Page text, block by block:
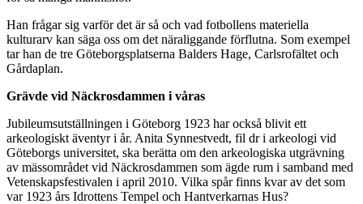
Han frågar sig varför det är så och vad fotbollens materiella
kulturarv kan säga oss om det näraliggande förflutna. Som exempel
tar han de tre Göteborgsplatserna Balders Hage, Carlsrofältet och
Gårdaplan.
Grävde vid Näckrosdammen i våras
Jubileumsutställningen i Göteborg 1923 har också blivit ett
arkeologiskt äventyr i år. Anita Synnestvedt, fil dr i arkeologi vid
Göteborgs universitet, ska berätta om den arkeologiska utgrävning
av mässområdet vid Näckrosdammen som ägde rum i samband med
Vetenskapsfestivalen i april 2010. Vilka spår finns kvar av det som
var 1923 års Idrottens Tempel och Hantverkarnas Hus?